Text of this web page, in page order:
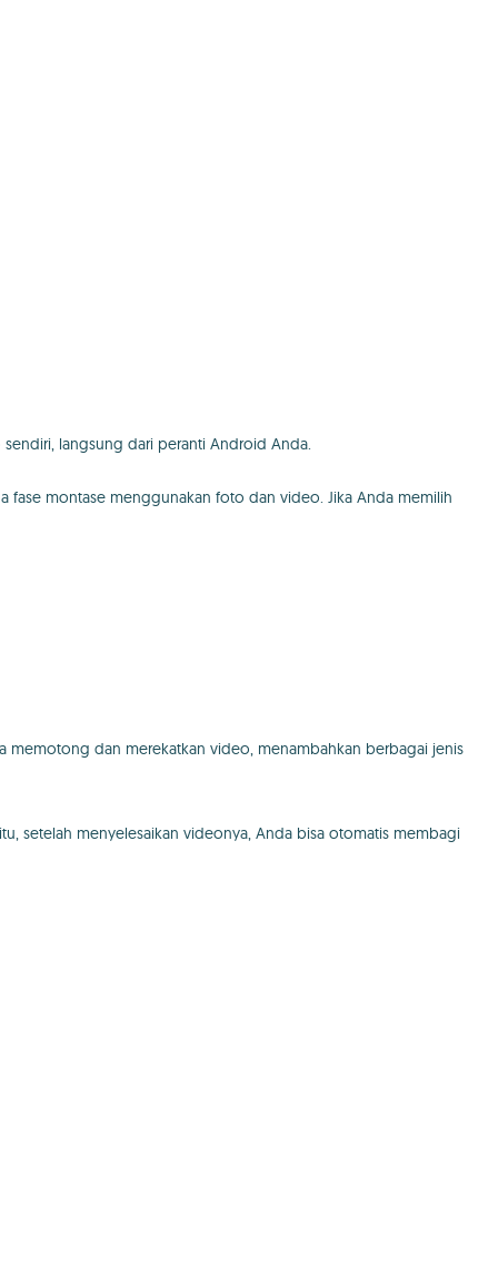
langsung dari peranti Android Anda.
fase montase menggunakan foto dan video. Jika Anda memilih
memotong dan merekatkan video, menambahkan berbagai jenis
setelah menyelesaikan videonya, Anda bisa otomatis membagi